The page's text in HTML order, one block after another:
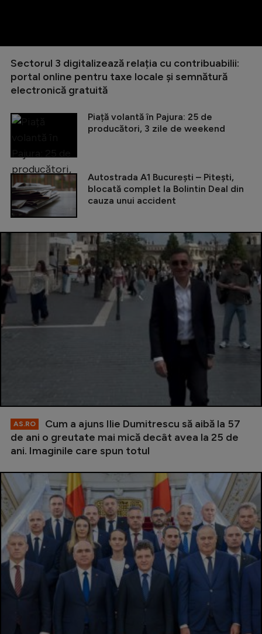
Sectorul 3 digitalizează relația cu contribuabilii:
portal online pentru taxe locale și semnătură
electronică gratuită
Piață volantă în Pajura: 25 de
producători, 3 zile de weekend
Autostrada A1 București – Pitești,
blocată complet la Bolintin Deal din
cauza unui accident
AS.RO
Cum a ajuns Ilie Dumitrescu să aibă la 57
de ani o greutate mai mică decât avea la 25 de
ani. Imaginile care spun totul